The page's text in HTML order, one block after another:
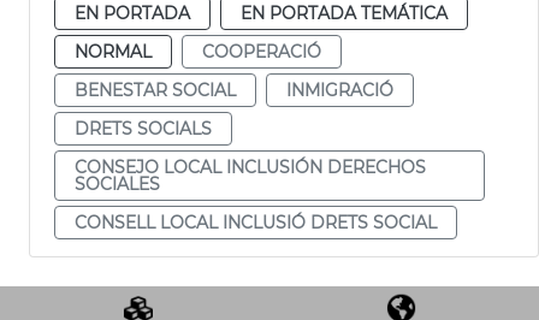
EN PORTADA
EN PORTADA TEMÁTICA
NORMAL
COOPERACIÓ
BENESTAR SOCIAL
INMIGRACIÓ
DRETS SOCIALS
CONSEJO LOCAL INCLUSIÓN DERECHOS
SOCIALES
CONSELL LOCAL INCLUSIÓ DRETS SOCIAL